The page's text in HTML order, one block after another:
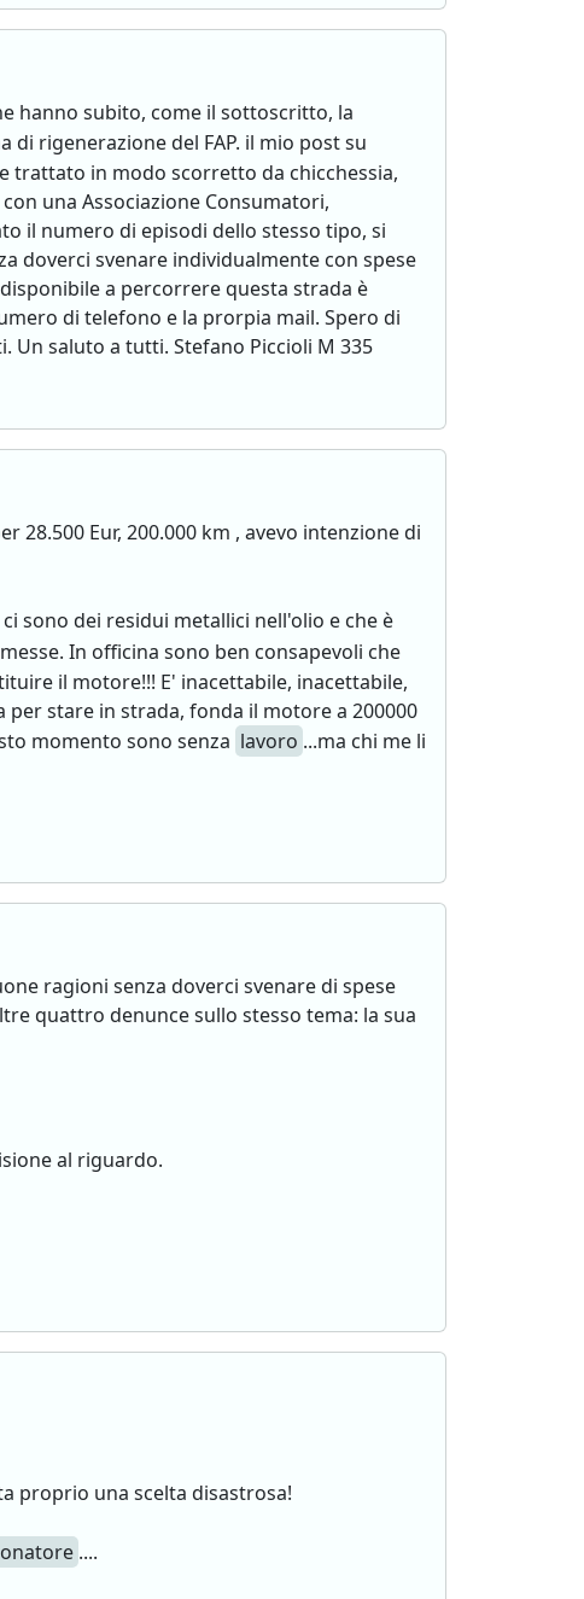
hanno subito, come il sottoscritto, la
di rigenerazione del FAP. il mio post su
trattato in modo scorretto da chicchessia,
una Associazione Consumatori,
il numero di episodi dello stesso tipo, si
doverci svenare individualmente con spese
a percorrere questa strada è
di telefono e la prorpia mail. Spero di
saluto a tutti. Stefano Piccioli M 335
Eur, 200.000 km , avevo intenzione di
sono dei residui metallici nell'olio e che è
In officina sono ben consapevoli che
il motore!!! E' inacettabile, inacettabile,
per stare in strada, fonda il motore a 200000
momento sono senza lavoro ...ma chi me li
ragioni senza doverci svenare di spese
quattro denunce sullo stesso tema: la sua
al riguardo.
proprio una scelta disastrosa!
....